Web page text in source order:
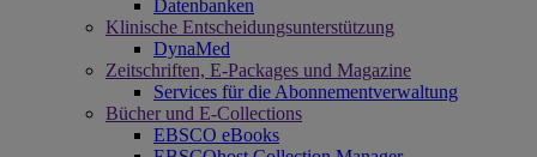
Datenbanken
Klinische Entscheidungsunterstützung
DynaMed
Zeitschriften, E-Packages und Magazine
Services für die Abonnementverwaltung
Bücher und E-Collections
EBSCO eBooks